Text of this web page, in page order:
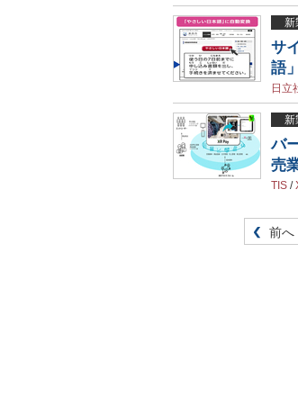
新
サ
語
日立
新
バ
売
TIS /
前へ